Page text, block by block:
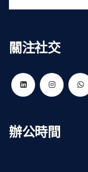
關注社交
辦公時間